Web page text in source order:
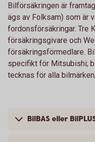
Bilförsäkringen är
ägs av Folksam) som är
fordonsförsäkringar. Tre
försäkringsgivare och
försäkringsförmedlare.
specifikt för Mitsubishi;
tecknas för alla
BilBAS eller